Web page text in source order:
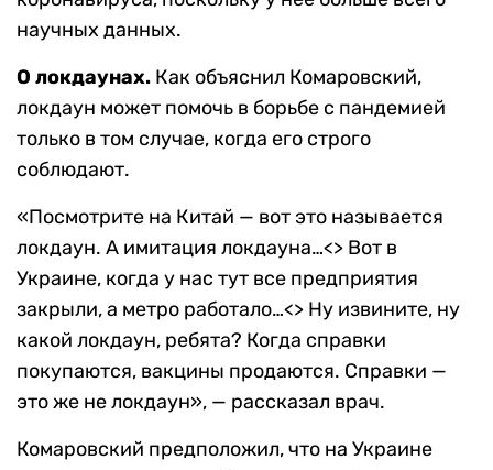
научных данных.
О локдаунах. Как объяснил Комаровский,
локдаун может помочь в борьбе с пандемией
только в том случае, когда его строго
соблюдают.
«Посмотрите на Китай — вот это называется
локдаун. А имитация локдауна…<> Вот в
Украине, когда у нас тут все предприятия
закрыли, а метро работало…<> Ну извините, ну
какой локдаун, ребята? Когда справки
покупаются, вакцины продаются. Справки —
это же не локдаун», — рассказал врач.
Комаровский предположил, что на Украине